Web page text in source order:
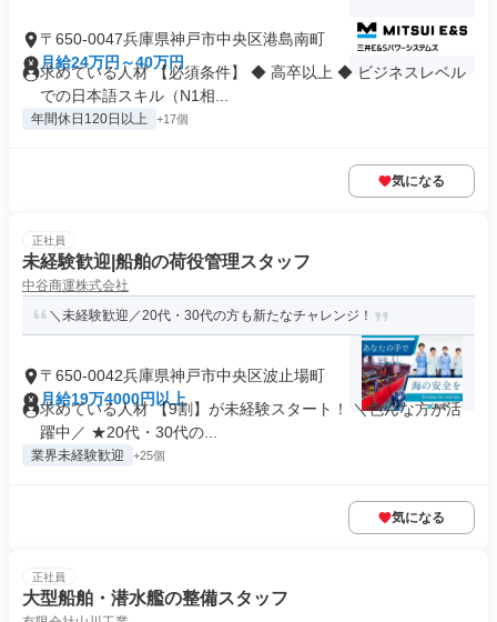
〒650-0047兵庫県神戸市中央区港島南町
月給24万円～40万円
求めている人材 【必須条件】 ◆ 高卒以上 ◆ ビジネスレベル
での日本語スキル（N1相...
年間休日120日以上 +17個
気になる
正社員
未経験歓迎|船舶の荷役管理スタッフ
中谷商運株式会社
＼未経験歓迎／20代・30代の方も新たなチャレンジ！
〒650-0042兵庫県神戸市中央区波止場町
月給19万4000円以上
求めている人材 【9割】が未経験スタート！ ＼色んな方が活
躍中／ ★20代・30代の...
業界未経験歓迎 +25個
気になる
正社員
大型船舶・潜水艦の整備スタッフ